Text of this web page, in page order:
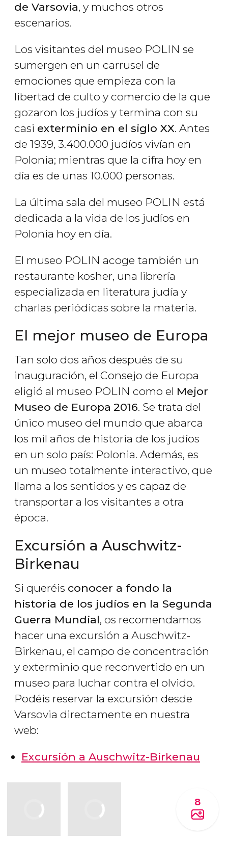
de Varsovia, y muchos otros
escenarios.
Los visitantes del museo POLIN se
sumergen en un carrusel de
emociones que empieza con la
libertad de culto y comercio de la que
gozaron los judíos y termina con su
casi exterminio en el siglo XX. Antes
de 1939, 3.400.000 judíos vivían en
Polonia; mientras que la cifra hoy en
día es de unas 10.000 personas.
La última sala del museo POLIN está
dedicada a la vida de los judíos en
Polonia hoy en día.
El museo POLIN acoge también un
restaurante kosher, una librería
especializada en literatura judía y
charlas periódicas sobre la materia.
El mejor museo de Europa
Tan solo dos años después de su
inauguración, el Consejo de Europa
eligió al museo POLIN como el Mejor
Museo de Europa 2016. Se trata del
único museo del mundo que abarca
los mil años de historia de los judíos
en un solo país: Polonia. Además, es
un museo totalmente interactivo, que
llama a los sentidos y es capaz de
transportar a los visitantes a otra
época.
Excursión a Auschwitz-
Birkenau
Si queréis conocer a fondo la
historia de los judíos en la Segunda
Guerra Mundial, os recomendamos
hacer una excursión a Auschwitz-
Birkenau, el campo de concentración
y exterminio que reconvertido en un
museo para luchar contra el olvido.
Podéis reservar la excursión desde
Varsovia directamente en nuestra
web:
Excursión a Auschwitz-Birkenau
8